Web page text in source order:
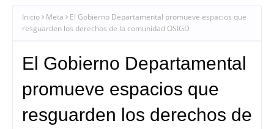
Inicio Meta
El Gobierno Departamental promueve espacios que
resguarden los derechos de la comunidad OSIGD
El Gobierno Departamental
promueve espacios que
resguarden los derechos de